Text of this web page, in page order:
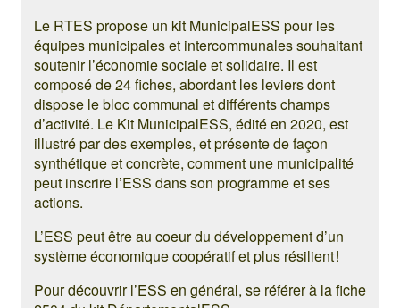
Le RTES propose un kit MunicipalESS pour les
équipes municipales et intercommunales souhaitant
soutenir l’économie sociale et solidaire. Il est
composé de 24 fiches, abordant les leviers dont
dispose le bloc communal et différents champs
d’activité. Le Kit MunicipalESS, édité en 2020, est
illustré par des exemples, et présente de façon
synthétique et concrète, comment une municipalité
peut inscrire l’ESS dans son programme et ses
actions.
L’ESS peut être au coeur du développement d’un
système économique coopératif et plus résilient !
Pour découvrir l’ESS en général, se référer à la fiche